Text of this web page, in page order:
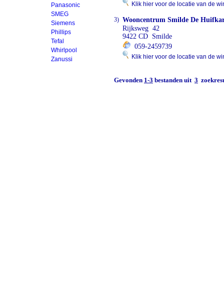
Panasonic
SMEG
Siemens
Phillips
Tefal
Whirlpool
Zanussi
Klik hier voor de locatie van de
3) Wooncentrum Smilde De
Rijksweg 42
9422 CD Smilde
059-2459739
Klik hier voor de locatie van de
Gevonden 1-3 bestanden uit 3